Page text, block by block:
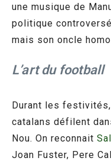
une musique de
politique
mais son oncle
L’art du football
Durant les
catalans défilent
Nou. On reconnait
Joan Fuster, Pere